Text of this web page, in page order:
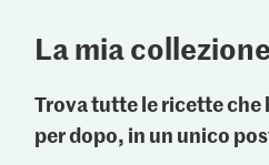
La mia collezione
Trova tutte le ricette
per dopo, in un unico